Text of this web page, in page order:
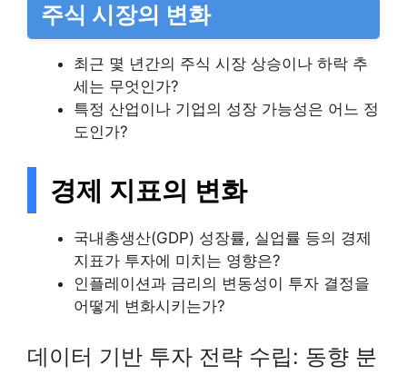
주식 시장의 변화
최근 몇 년간의 주식 시장 상승이나 하락 추
세는 무엇인가?
특정 산업이나 기업의 성장 가능성은 어느 정
도인가?
경제 지표의 변화
국내총생산(GDP) 성장률, 실업률 등의 경제
지표가 투자에 미치는 영향은?
인플레이션과 금리의 변동성이 투자 결정을
어떻게 변화시키는가?
데이터 기반 투자 전략 수립: 동향 분